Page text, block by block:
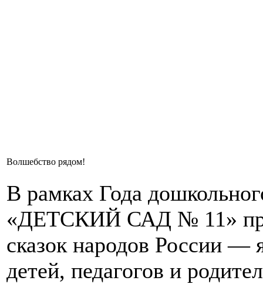
Волшебство рядом!
В рамках Года
«ДЕТСКИЙ САД № 11»
сказок народов России —
детей, педагогов и